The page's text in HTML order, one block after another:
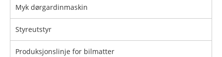
Myk dørgardinmaskin
Styreutstyr
Produksjonslinje for bilmatter